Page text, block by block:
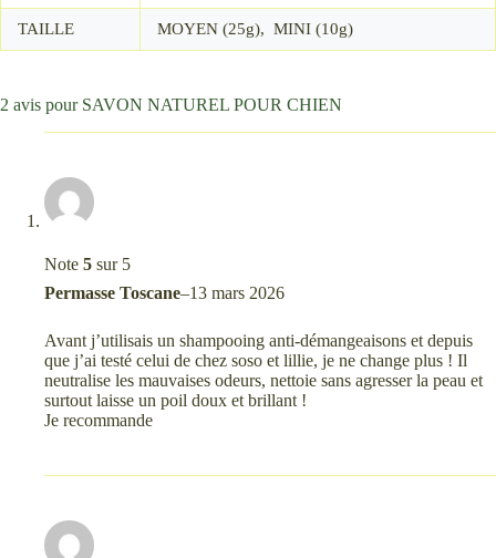
TAILLE MOYEN (25g), MINI (10g)
2 avis pour SAVON NATUREL POUR CHIEN
Note 5 sur 5
Permasse Toscane–13 mars 2026
Avant j’utilisais un shampooing anti-démangeaisons et depuis
que j’ai testé celui de chez soso et lillie, je ne change plus ! Il
neutralise les mauvaises odeurs, nettoie sans agresser la peau et
surtout laisse un poil doux et brillant !
Je recommande